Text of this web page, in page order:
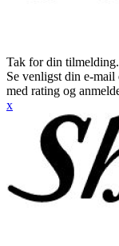
Tak for din tilmelding.
Se venligst din e-
med rating og
x